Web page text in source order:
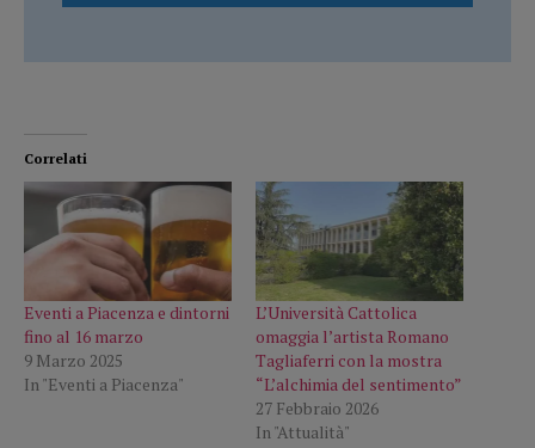
Correlati
Eventi a Piacenza e dintorni
fino al 16 marzo
9 Marzo 2025
In "Eventi a Piacenza"
L’Università Cattolica
omaggia l’artista Romano
Tagliaferri con la mostra
“L’alchimia del sentimento”
27 Febbraio 2026
In "Attualità"